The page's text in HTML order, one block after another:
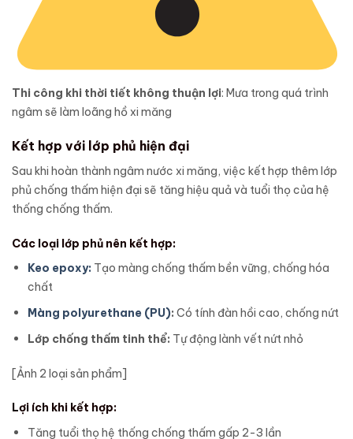
Thi công khi thời tiết không thuận lợi: Mưa trong quá trình
ngâm sẽ làm loãng hồ xi măng
Kết hợp với lớp phủ hiện đại
Sau khi hoàn thành ngâm nước xi măng, việc kết hợp thêm lớp
phủ chống thấm hiện đại sẽ tăng hiệu quả và tuổi thọ của hệ
thống chống thấm.
Các loại lớp phủ nên kết hợp:
Keo epoxy: Tạo màng chống thấm bền vững, chống hóa
chất
Màng polyurethane (PU): Có tính đàn hồi cao, chống nứt
Lớp chống thấm tinh thể: Tự động lành vết nứt nhỏ
[Ảnh 2 loại sản phẩm]
Lợi ích khi kết hợp:
Tăng tuổi thọ hệ thống chống thấm gấp 2-3 lần